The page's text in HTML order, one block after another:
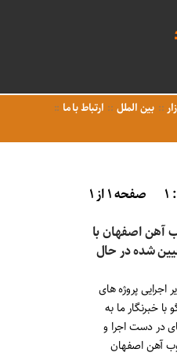
بین الملل
ارتباط با ما
صفحه ۱ از ۱
آهن اصفهان با
شده در حال
اجرایی پروژه­ های
خبرنگار ما به
در دست اجرا و
آهن اصفهان